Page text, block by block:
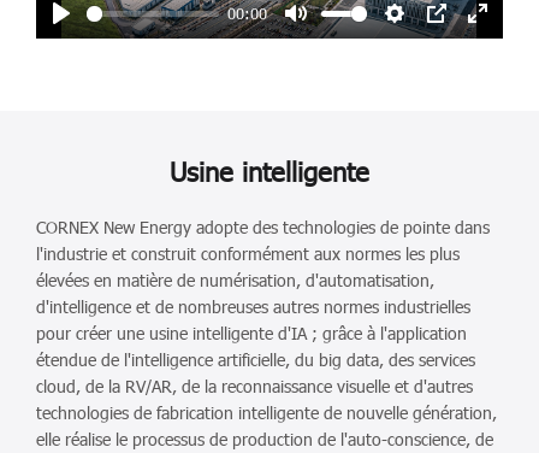
Play
00:00
Mute Settings PIP
Usine intelligente
CORNEX New Energy adopte des technologies de pointe dans
l'industrie et construit conformément aux normes les plus
élevées en matière de numérisation, d'automatisation,
d'intelligence et de nombreuses autres normes industrielles
pour créer une usine intelligente d'IA ; grâce à l'application
étendue de l'intelligence artificielle, du big data, des services
cloud, de la RV/AR, de la reconnaissance visuelle et d'autres
technologies de fabrication intelligente de nouvelle génération,
elle réalise le processus de production de l'auto-conscience, de